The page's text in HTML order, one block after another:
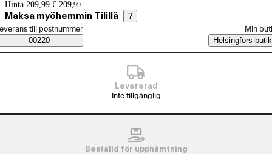
Prisinformation
Hinta 209,99 €. 209,99
Maksa myöhemmin Tilillä ?
Saatavuustiedot
beställningssätt
till postnummer
00220
Min
Helsingfors butik
Levererad
Inte tillgänglig
Beställd för upphämtning